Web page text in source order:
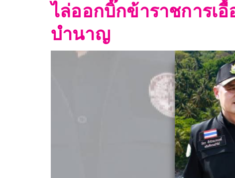
ไล่ออกบิ๊กข้าราชการเ
บำนาญ